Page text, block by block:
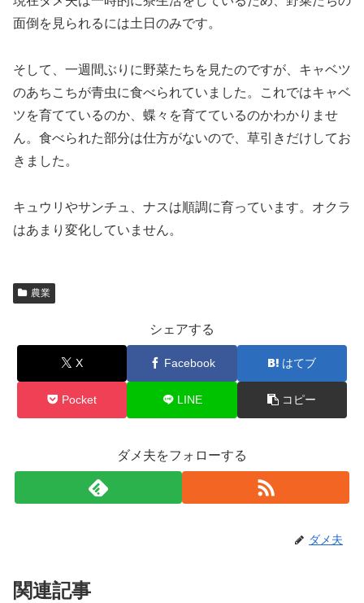
面倒を見られるには土日のみです。
そして、一週間ぶりに野菜たちを見たのですが、キャベツ
のあちこちが青虫に食べられていました。これではキャベ
ツを育てているのか、蝶々を育てているのかわかりませ
ん。食べられた部分は仕方がないので、草引きだけしてお
きました。
キュウリやサンチュ、ナスは順調に育っています。オクラ
はあまり変化していません。
農業
シェアする
X Facebook はてブ
Pocket LINE コピー
ダメ夫をフォローする
ダメ夫
関連記事